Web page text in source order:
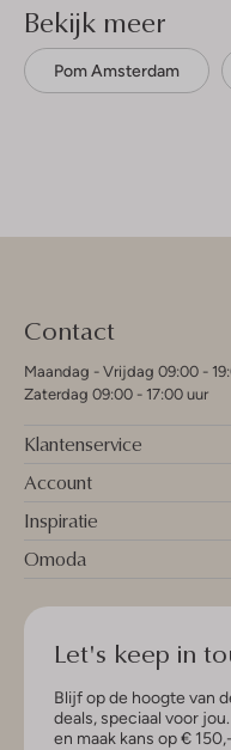
Bekijk meer
Pom Amsterdam
Contact
Maandag - Vrijdag 09:00 -
Zaterdag 09:00 - 17:00 uur
Klantenservice
Account
Inspiratie
Omoda
Let's keep in
Blijf op de hoogte van
deals, speciaal voor
en maak kans op €